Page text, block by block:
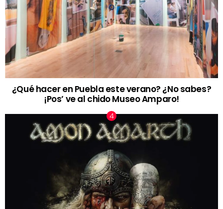
¿Qué hacer en Puebla este verano? ¿No sabes?
¡Pos’ ve al chido Museo Amparo!